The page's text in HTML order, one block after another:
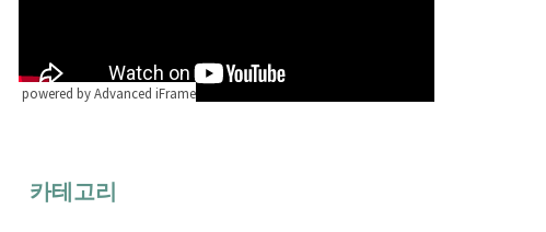
powered by Advanced iFrame
카테고리